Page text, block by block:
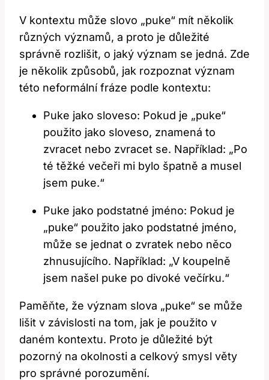
V kontextu může slovo „puke“ mít několik
různých významů, a proto je důležité
správně rozlišit, o jaký význam se jedná. Zde
je několik způsobů, jak rozpoznat význam
této neformální fráze podle kontextu:
Puke jako sloveso: Pokud je „puke“
použito jako sloveso, znamená to
zvracet nebo zvracet se. Například: „Po
té těžké večeři mi bylo špatně a musel
jsem puke.“
Puke jako podstatné jméno: Pokud je
„puke“ použito jako podstatné jméno,
může se jednat o zvratek nebo něco
zhnusujícího. Například: „V koupelně
jsem našel puke po divoké večírku.“
Paměňte, že význam slova „puke“ se může
lišit v závislosti na tom, jak je použito v
daném kontextu. Proto je důležité být
pozorný na okolnosti a celkový smysl věty
pro správné porozumění.